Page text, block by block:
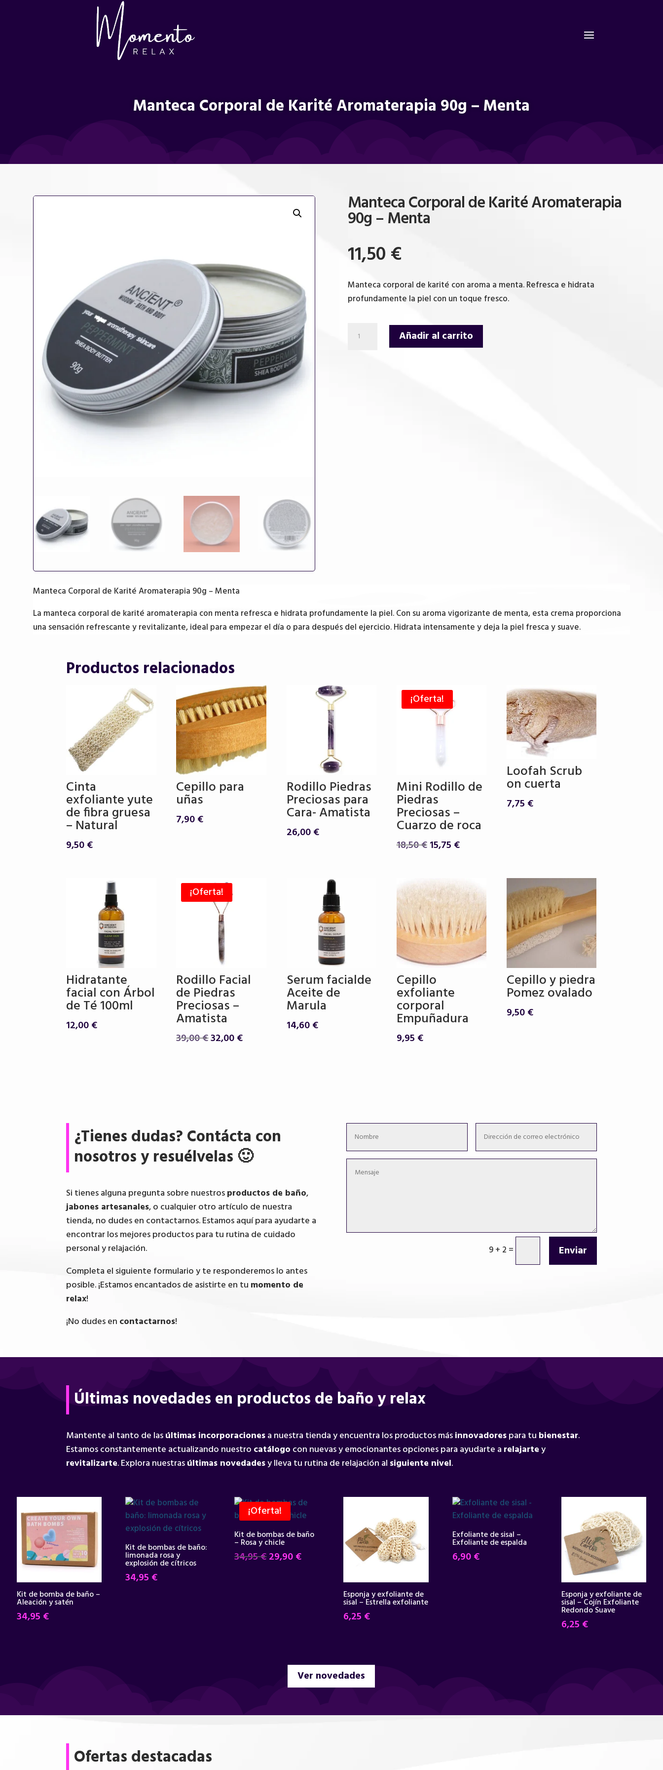
Manteca Corporal de Karité Aromaterapia 90g – Menta
Manteca Corporal de Karité Aromaterapia
90g – Menta
11,50€
Manteca corporal de karité con aroma a menta. Refresca e hidrata
profundamente la piel con un toque fresco.
Corporal
Añadir al carrito
Manteca Corporal de Karité Aromaterapia 90g – Menta
La manteca corporal de karité aromaterapia con menta refresca e hidrata profundamente la piel. Con su aroma vigorizante de menta, esta crema proporciona
una sensación refrescante y revitalizante, ideal para empezar el día o para después del ejercicio. Hidrata intensamente y deja la piel fresca y suave.
Productos relacionados
Cinta
exfoliante yute
de fibra gruesa
– Natural
9,50€
Cepillo para
uñas
7,90€
Rodillo Piedras
Preciosas para
Cara- Amatista
26,00€
¡Oferta!
Mini Rodillo de
Piedras
Preciosas –
Cuarzo de roca
18,50€El
era:
18,50 €.
15,75 €El
es:
15,75 €.
Loofah Scrub
on cuerta
7,75 €
Hidratante
facial con Árbol
de Té 100ml
12,00€
¡Oferta!
Rodillo Facial
de Piedras
Preciosas –
Amatista
39,00€El
32,00€El
Serum facialde
Aceite de
Marula
14,60€
Cepillo
exfoliante
corporal
Empuñadura
9,95 €
Cepillo y piedra
Pomez ovalado
9,50€
¿Tienes dudas? Contácta con
nosotros y resuélvelas 🙂
Si tienes alguna pregunta sobre nuestrosproductos de baño,
jabones artesanales, o cualquier otro artículo de nuestra
tienda, no dudes en contactarnos. Estamos aquí para ayudarte a
encontrar los mejores productos para tu rutina de cuidado
personal y relajación.
Completa el siguiente formulario y te responderemos lo antes
posible. ¡Estamos encantados de asistirte en tu momento de
relax!
¡No dudes en contactarnos!
9 + 2 = Enviar
Últimas novedades en productos de baño y relax
Mantente al tanto de lasúltimas incorporacionesa nuestra tienda y encuentra los productos másinnovadorespara tu bienestar.
Estamos constantemente actualizando nuestro catálogo con nuevas y emocionantes opciones para ayudarte a relajartey
revitalizarte. Explora nuestrasúltimas novedadesy lleva tu rutina de relajación al siguiente nivel.
Kit de bomba de baño –
Aleación y satén
34,95 €
Kit de bombas de baño:
limonada rosa y
explosión de cítricos
34,95 €
¡Oferta!
Kit de bombas de baño
– Rosa y chicle
34,95€El
29,90€El
Esponja y exfoliante de
sisal – Estrella exfoliante
6,25 €
Exfoliante de sisal –
Exfoliante de espalda
6,90€
Esponja y exfoliante de
sisal – Cojín Exfoliante
Redondo Suave
6,25 €
Ver novedades
Ofertas destacadas